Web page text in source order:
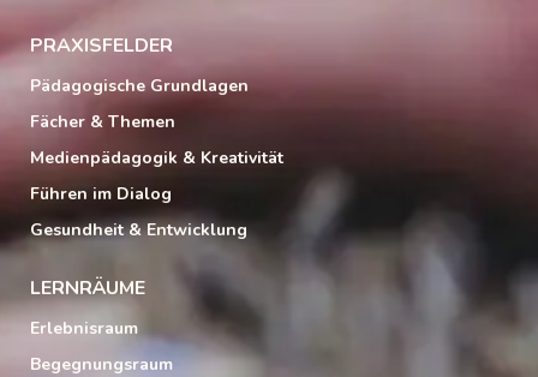
PRAXISFELDER
Pädagogische Grundlagen
Fächer & Themen
Medienpädagogik & Kreativität
Führen im Dialog
Gesundheit & Entwicklung
LERNRÄUME
Erlebnisraum
Begegnungsraum